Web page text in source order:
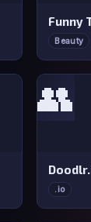
Funny
Beauty
👥
.io